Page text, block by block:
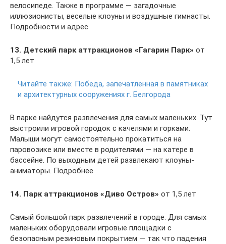
велосипеде. Также в программе — загадочные
иллюзионисты, веселые клоуны и воздушные гимнасты.
Подробности и адрес
13. Детский парк аттракционов «Гагарин Парк» от
1,5 лет
Читайте также: Победа, запечатленная в памятниках
и архитектурных сооружениях г. Белгорода
В парке найдутся развлечения для самых маленьких. Тут
выстроили игровой городок с качелями и горками.
Малыши могут самостоятельно прокатиться на
паровозике или вместе в родителями — на катере в
бассейне. По выходным детей развлекают клоуны-
аниматоры. Подробнее
14. Парк аттракционов «Диво Остров» от 1,5 лет
Самый большой парк развлечений в городе. Для самых
маленьких оборудовали игровые площадки с
безопасным резиновым покрытием — так что падения